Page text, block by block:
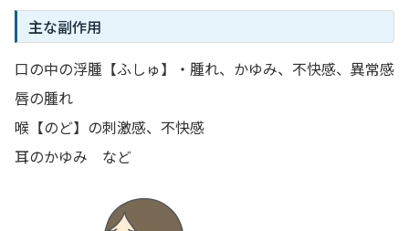
主な副作用
口の中の浮腫【ふしゅ】・腫れ、かゆみ、不快感、異常感
唇の腫れ
喉【のど】の刺激感、不快感
耳のかゆみ など